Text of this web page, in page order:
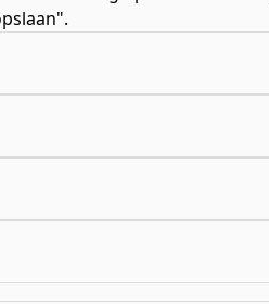
en wil je leren hoe je
de BOL-opleiding
ROC Nijmegen leer je alles
Je gaat aan
hoe je ze maakt,
je leert, welke vakken je
Lees dan snel verder en
monteur mechatronica!